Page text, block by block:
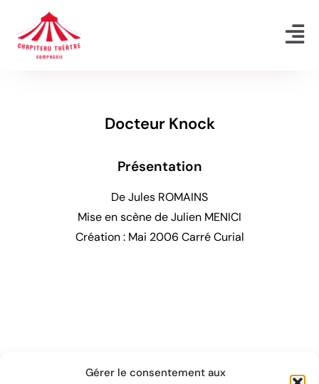
Gérer le consentement aux
Aller
Docteur Knock
Présentation
De Jules ROMAINS
Mise en scène de Julien MENICI
Création : Mai 2006 Carré Curial